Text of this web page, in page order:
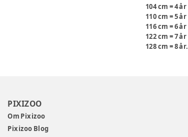
104 cm = 4 år
110 cm = 5 år
116 cm = 6 år
122 cm = 7 år
128 cm = 8 år.
PIXIZOO
Om Pixizoo
Pixizoo Blog